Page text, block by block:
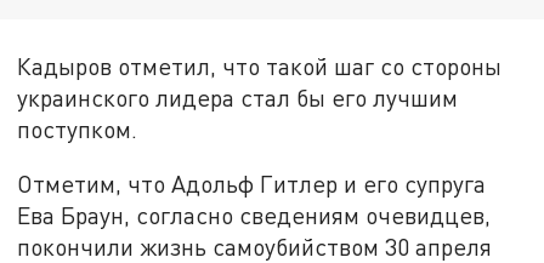
Кадыров отметил, что такой шаг со стороны
украинского лидера стал бы его лучшим
поступком.
Отметим, что Адольф Гитлер и его супруга
Ева Браун, согласно сведениям очевидцев,
покончили жизнь самоубийством 30 апреля